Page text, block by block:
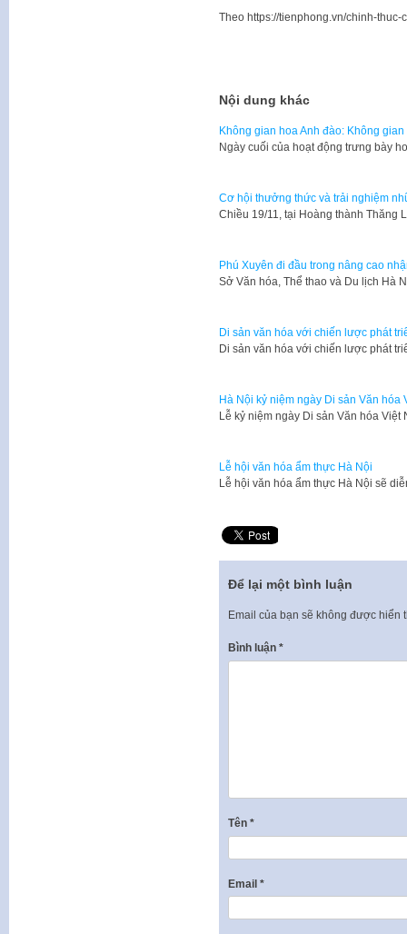
Theo https://tienphong.vn/chinh-
Nội dung khác
Không gian hoa Anh đào: Không
Ngày cuối của hoạt động trưng bày
Cơ hội thưởng thức và trải nghiệm
Chiều 19/11, tại Hoàng thành Thăng
Phú Xuyên đi đầu trong nâng cao
​Sở Văn hóa, Thể thao và Du lịch Hà
Di sản văn hóa với chiến lược phát
Di sản văn hóa với chiến lược phát
Hà Nội kỷ niệm ngày Di sản Văn hóa
Lễ kỷ niệm ngày Di sản Văn hóa
Lễ hội văn hóa ẩm thực Hà Nội
Lễ hội văn hóa ẩm thực Hà Nội sẽ
Để lại một bình luận
Email của bạn sẽ không được hiển
Bình luận *
Tên *
Email *